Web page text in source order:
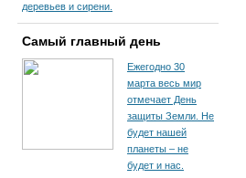
деревьев и сирени.
Самый главный день
Ежегодно 30
марта весь мир
отмечает День
защиты Земли. Не
будет нашей
планеты – не
будет и нас.